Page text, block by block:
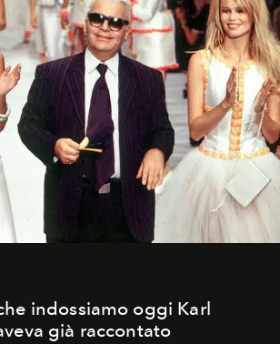
indossiamo oggi Karl
già raccontato